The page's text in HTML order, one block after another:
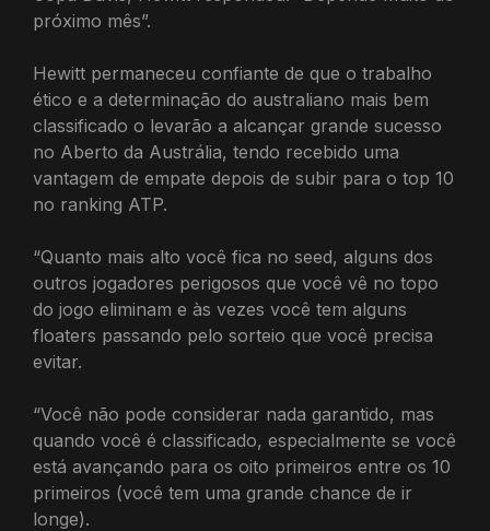
próximo mês”.
Hewitt permaneceu confiante de que o trabalho
ético e a determinação do australiano mais bem
classificado o levarão a alcançar grande sucesso
no Aberto da Austrália, tendo recebido uma
vantagem de empate depois de subir para o top 10
no ranking ATP.
“Quanto mais alto você fica no seed, alguns dos
outros jogadores perigosos que você vê no topo
do jogo eliminam e às vezes você tem alguns
floaters passando pelo sorteio que você precisa
evitar.
“Você não pode considerar nada garantido, mas
quando você é classificado, especialmente se você
está avançando para os oito primeiros entre os 10
primeiros (você tem uma grande chance de ir
longe).